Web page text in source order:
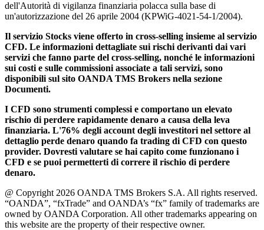
dell'Autorità di vigilanza finanziaria polacca sulla base di
un'autorizzazione del 26 aprile 2004 (KPWiG-4021-54-1/2004).
Il servizio Stocks viene offerto in cross-selling insieme al servizio
CFD. Le informazioni dettagliate sui rischi derivanti dai vari
servizi che fanno parte del cross-selling, nonché le informazioni
sui costi e sulle commissioni associate a tali servizi, sono
disponibili sul sito OANDA TMS Brokers nella sezione
Documenti.
I CFD sono strumenti complessi e comportano un elevato
rischio di perdere rapidamente denaro a causa della leva
finanziaria. L'76% degli account degli investitori nel settore al
dettaglio perde denaro quando fa trading di CFD con questo
provider. Dovresti valutare se hai capito come funzionano i
CFD e se puoi permetterti di correre il rischio di perdere
denaro.
@ Copyright 2026 OANDA TMS Brokers S.A. All rights reserved.
“OANDA”, “fxTrade” and OANDA’s “fx” family of trademarks are
owned by OANDA Corporation. All other trademarks appearing on
this website are the property of their respective owner.